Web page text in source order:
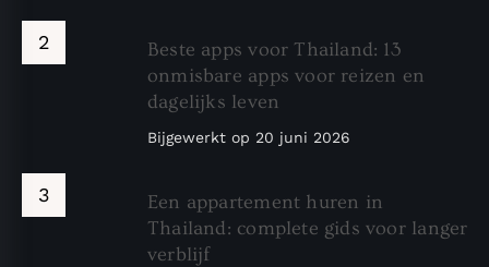
Beste apps voor Thailand: 13
onmisbare apps voor reizen en
dagelijks leven
Bijgewerkt op 20 juni 2026
Een appartement huren in
Thailand: complete gids voor langer
verblijf